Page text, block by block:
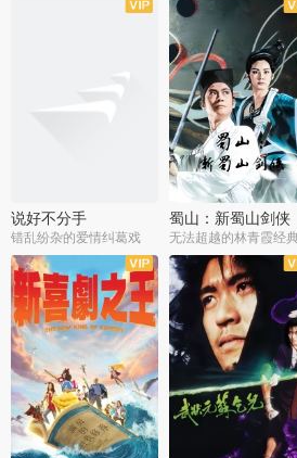
说好不分手
错乱纷杂的爱情纠葛戏
蜀山：新蜀山剑侠